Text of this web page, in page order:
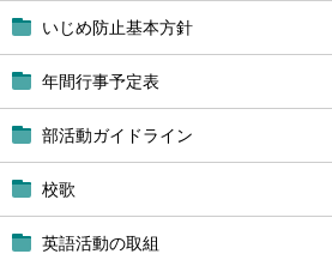
いじめ防止基本方針
年間行事予定表
部活動ガイドライン
校歌
英語活動の取組